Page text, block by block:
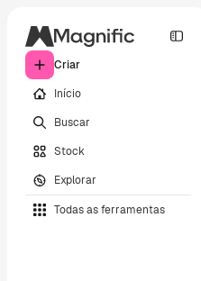
Criar
Início
Buscar
Stock
Explorar
Todas as ferramentas